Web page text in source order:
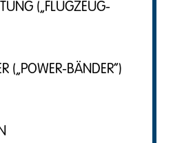
(„FLUGZEUG-
(„POWER-BÄNDER“)